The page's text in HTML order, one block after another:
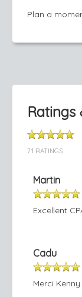
Plan a
Ratings
71 RATINGS
Martin
Excellent
Cadu
Merci Kenny